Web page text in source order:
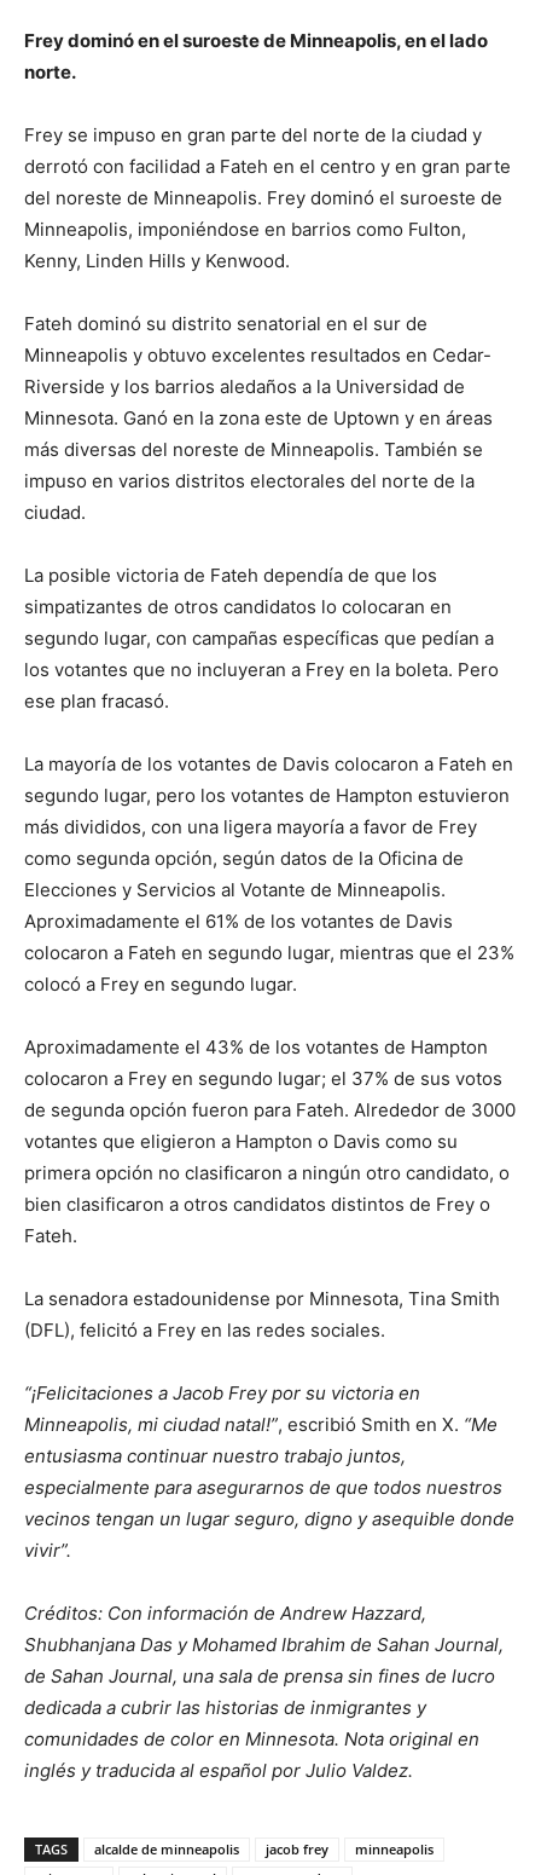
Frey dominó en el suroeste de Minneapolis, en el lado
norte.
Frey se impuso en gran parte del norte de la ciudad y
derrotó con facilidad a Fateh en el centro y en gran parte
del noreste de Minneapolis. Frey dominó el suroeste de
Minneapolis, imponiéndose en barrios como Fulton,
Kenny, Linden Hills y Kenwood.
Fateh dominó su distrito senatorial en el sur de
Minneapolis y obtuvo excelentes resultados en Cedar-
Riverside y los barrios aledaños a la Universidad de
Minnesota. Ganó en la zona este de Uptown y en áreas
más diversas del noreste de Minneapolis. También se
impuso en varios distritos electorales del norte de la
ciudad.
La posible victoria de Fateh dependía de que los
simpatizantes de otros candidatos lo colocaran en
segundo lugar, con campañas específicas que pedían a
los votantes que no incluyeran a Frey en la boleta. Pero
ese plan fracasó.
La mayoría de los votantes de Davis colocaron a Fateh en
segundo lugar, pero los votantes de Hampton estuvieron
más divididos, con una ligera mayoría a favor de Frey
como segunda opción, según datos de la Oficina de
Elecciones y Servicios al Votante de Minneapolis.
Aproximadamente el 61% de los votantes de Davis
colocaron a Fateh en segundo lugar, mientras que el 23%
colocó a Frey en segundo lugar.
Aproximadamente el 43% de los votantes de Hampton
colocaron a Frey en segundo lugar; el 37% de sus votos
de segunda opción fueron para Fateh. Alrededor de 3000
votantes que eligieron a Hampton o Davis como su
primera opción no clasificaron a ningún otro candidato, o
bien clasificaron a otros candidatos distintos de Frey o
Fateh.
La senadora estadounidense por Minnesota, Tina Smith
(DFL), felicitó a Frey en las redes sociales.
“¡Felicitaciones a Jacob Frey por su victoria en
Minneapolis, mi ciudad natal!”, escribió Smith en X. “Me
entusiasma continuar nuestro trabajo juntos,
especialmente para asegurarnos de que todos nuestros
vecinos tengan un lugar seguro, digno y asequible donde
vivir”.
Créditos: Con información de Andrew Hazzard,
Shubhanjana Das y Mohamed Ibrahim de Sahan Journal,
de Sahan Journal, una sala de prensa sin fines de lucro
dedicada a cubrir las historias de inmigrantes y
comunidades de color en Minnesota. Nota original en
inglés y traducida al español por Julio Valdez.
TAGS alcalde de minneapolis jacob frey
minneapolis